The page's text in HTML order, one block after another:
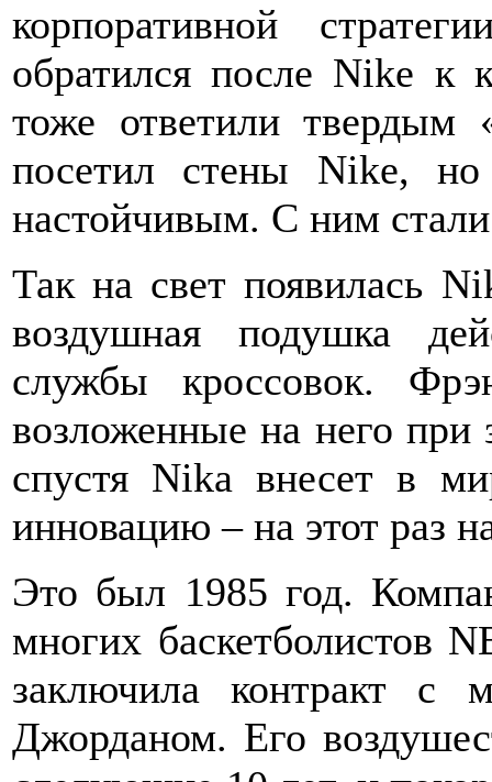
корпоративной
обратился после Nike к
тоже ответили твердым
посетил стены Nike,
настойчивым. С ним стали
Так на свет появилась
воздушная подушка
службы кроссовок.
возложенные на него при
спустя Nika внесет в
инновацию – на этот раз
Это был 1985 год.
многих баскетболистов
заключила контракт с
Джорданом. Его